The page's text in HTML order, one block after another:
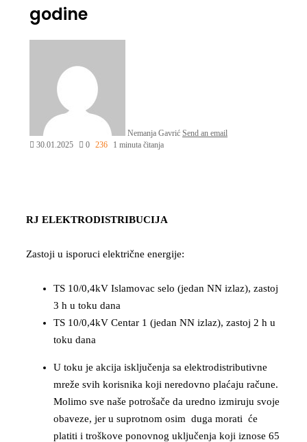
godine
Nemanja Gavrić Send an email
30.01.2025
0 236 1 minuta čitanja
RJ ELEKTRODISTRIBUCIJA
Zastoji u isporuci električne energije:
TS 10/0,4kV Islamovac selo (jedan NN izlaz), zastoj
3 h u toku dana
TS 10/0,4kV Centar 1 (jedan NN izlaz), zastoj 2 h u
toku dana
U toku je akcija isključenja sa elektrodistributivne
mreže svih korisnika koji neredovno plaćaju račune.
Molimo sve naše potrošače da uredno izmiruju svoje
obaveze, jer u suprotnom osim duga morati će
platiti i troškove ponovnog uključenja koji iznose 65